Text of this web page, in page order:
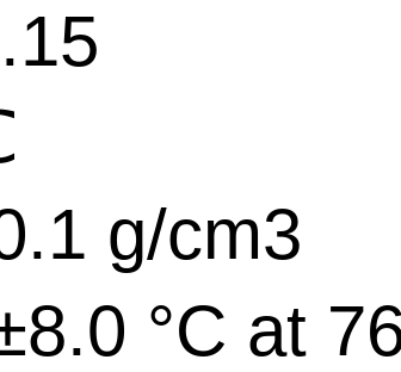
g/cm3
°C at